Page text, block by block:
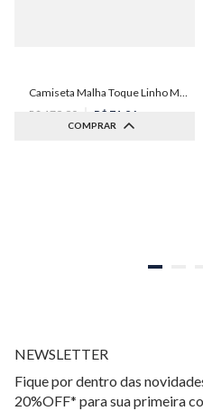
COMPRAR
Camiseta Malha Toque Linho Masculina Individual
R$ 179 90 R$ 71 96
71,96
NEWSLETTER
Fique por dentro das
20%OFF* para sua primeira